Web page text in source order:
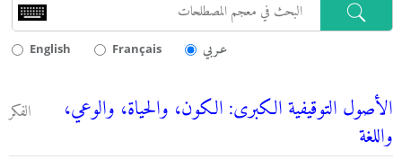
English Français عـربي
الأصول التوقيفية الكبرى: الكون، والحياة، والوعي،
واللغة
الفكر